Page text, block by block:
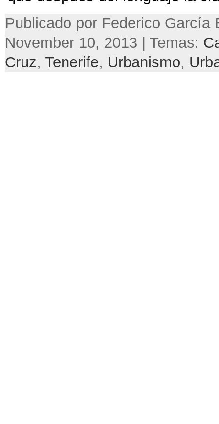
Publicado por Federico García
November 10, 2013 | Temas:
Cruz, Tenerife, Urbanismo,